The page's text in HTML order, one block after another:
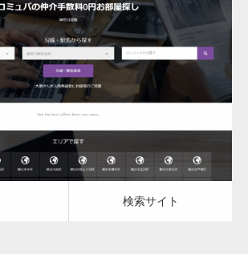
更新日： 2023.03.08
介護付き有料老人ホーム
検索サイト
検索サイト
通常投稿
Hello world!